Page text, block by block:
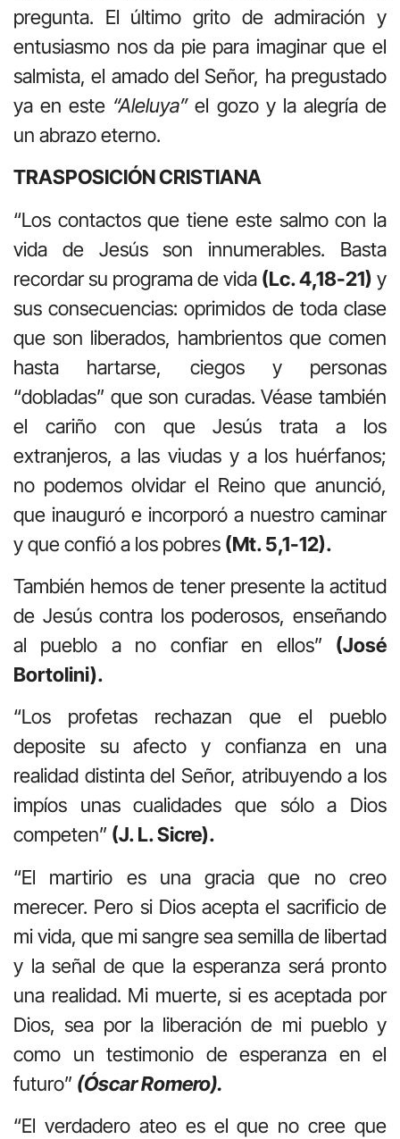
pregunta. El último grito de admiración y
entusiasmo nos da pie para imaginar que el
salmista, el amado del Señor, ha pregustado
ya en este “Aleluya”el gozo y la alegría de
un abrazo eterno.
TRASPOSICIÓN CRISTIANA
“Los contactos que tiene este salmo con la
vida de Jesús son innumerables. Basta
recordar su programa de vida (Lc. 4,18-21) y
sus consecuencias: oprimidos de toda clase
que son liberados, hambrientos que comen
hasta hartarse, ciegos y personas
“dobladas” que son curadas. Véase también
el cariño con que Jesús trata a los
extranjeros, a las viudas y a los huérfanos;
no podemos olvidar el Reino que anunció,
que inauguró e incorporó a nuestro caminar
y que confió a los pobres (Mt. 5,1-12).
También hemos de tener presente la actitud
de Jesús contra los poderosos, enseñando
al pueblo a no confiar en ellos” (José
Bortolini).
“Los profetas rechazan que el pueblo
deposite su afecto y confianza en una
realidad distinta del Señor, atribuyendo a los
impíos unas cualidades que sólo a Dios
competen” (J. L. Sicre).
“El martirio es una gracia que no creo
merecer. Pero si Dios acepta el sacrificio de
mi vida, que mi sangre sea semilla de libertad
y la señal de que la esperanza será pronto
una realidad. Mi muerte, si es aceptada por
Dios, sea por la liberación de mi pueblo y
como un testimonio de esperanza en el
futuro” (Óscar Romero).
“El verdadero ateo es el que no cree que